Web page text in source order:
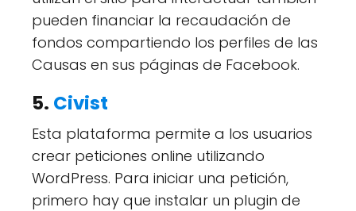
pueden financiar la recaudación de
fondos compartiendo los perfiles de las
Causas en sus páginas de Facebook.
5. Civist
Esta plataforma permite a los usuarios
crear peticiones online utilizando
WordPress. Para iniciar una petición,
primero hay que instalar un plugin de